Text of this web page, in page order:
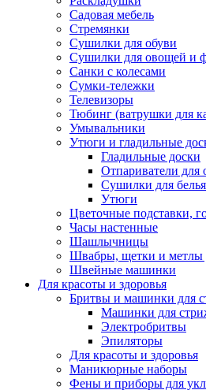
Садовая мебель
Стремянки
Сушилки для обуви
Сушилки для овощей и
Санки с колесами
Сумки-тележки
Телевизоры
Тюбинг (ватрушки для
Умывальники
Утюги и гладильные
Гладильные доски
Отпариватели для
Сушилки для белья
Утюги
Цветочные подставки,
Часы настенные
Шашлычницы
Швабры, щетки и метлы
Швейные машинки
Для красоты и здоровья
Бритвы и машинки для
Машинки для
Электробритвы
Эпиляторы
Для красоты и здоровья
Маникюрные наборы
Фены и приборы для